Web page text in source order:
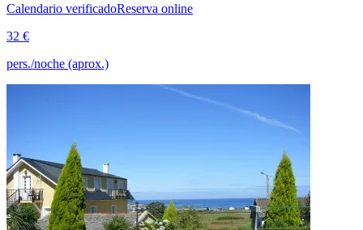
Calendario verificadoReserva online
32 €
pers./noche (aprox.)